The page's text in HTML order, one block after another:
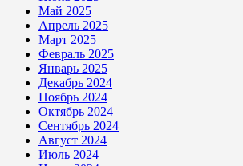
Май 2025
Апрель 2025
Март 2025
Февраль 2025
Январь 2025
Декабрь 2024
Ноябрь 2024
Октябрь 2024
Сентябрь 2024
Август 2024
Июль 2024